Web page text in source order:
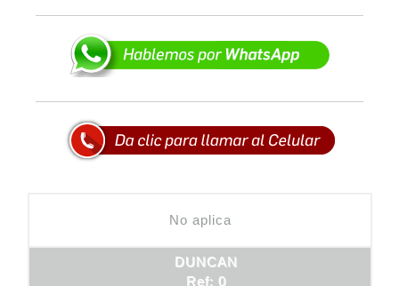
No aplica
DUNCAN
Ref: 0